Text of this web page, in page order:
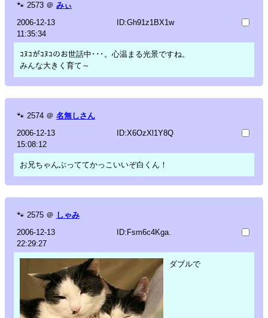
🐾 2573 ＠ みぃ
2006-12-13
11:35:34
ID:Gh91z1BX1w
ｺﾇｺがｺﾇｺのお世話中･･･。心温まる光景ですね。
みんな大きく育て～
🐾 2574 ＠ 名無しさん
2006-12-13
15:08:12
ID:X6OzXl1Y8Q
お兄ちゃんぶっててかっこいいぞ白くん！
🐾 2575 ＠ しゃみ
2006-12-13
22:29:27
ID:Fsm6c4Kga.
ダブルで